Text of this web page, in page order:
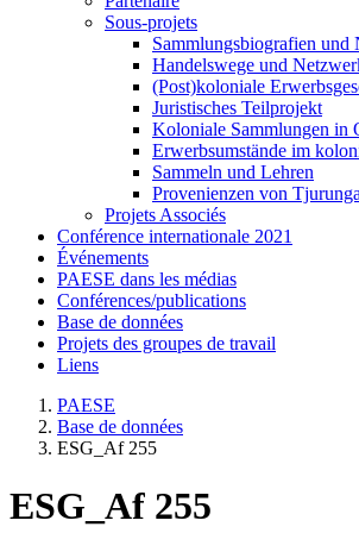
Sous-projets
Sammlungsbiografien und
Handelswege und
(Post)koloniale
Juristisches Teilprojekt
Koloniale Sammlungen in
Erwerbsumstände im
Sammeln und Lehren
Provenienzen von Tjurunga
Projets Associés
Conférence internationale 2021
Événements
PAESE dans les médias
Conférences/publications
Base de données
Projets des groupes de travail
Liens
PAESE
Base de données
ESG_Af 255
ESG_Af 255